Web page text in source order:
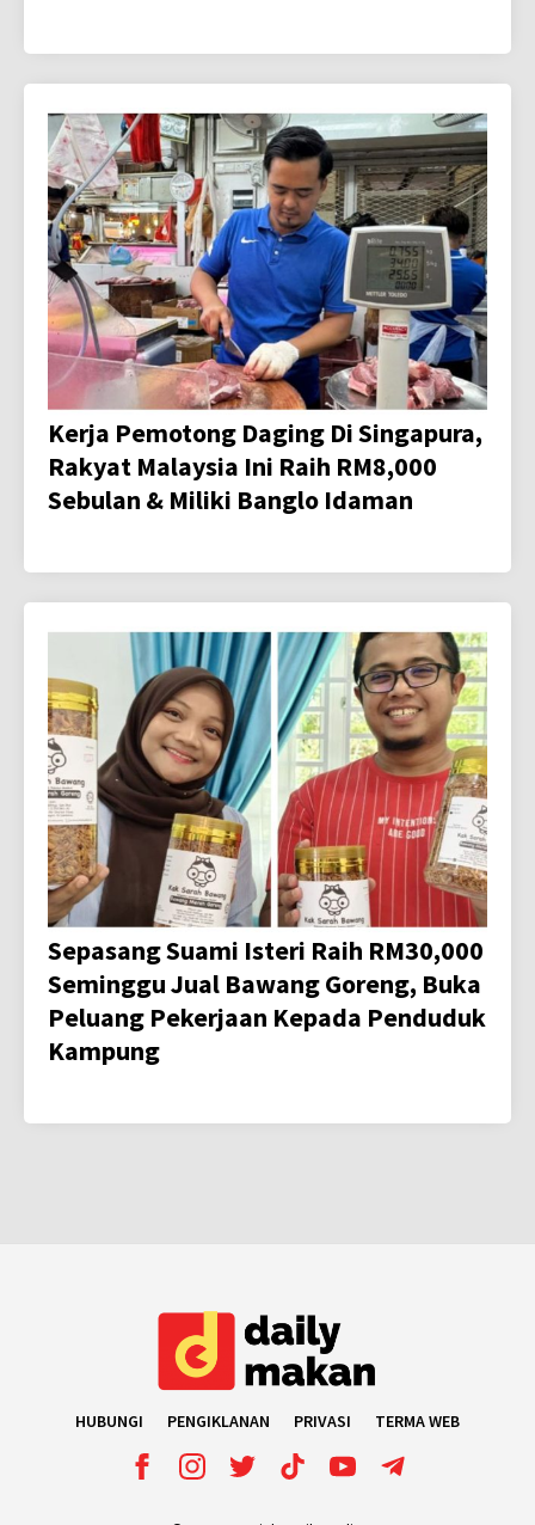
Kerja Pemotong Daging Di Singapura,
Rakyat Malaysia Ini Raih RM8,000
Sebulan & Miliki Banglo Idaman
Sepasang Suami Isteri Raih RM30,000
Seminggu Jual Bawang Goreng, Buka
Peluang Pekerjaan Kepada Penduduk
Kampung
HUBUNGI PENGIKLANAN PRIVASI TERMA WEB